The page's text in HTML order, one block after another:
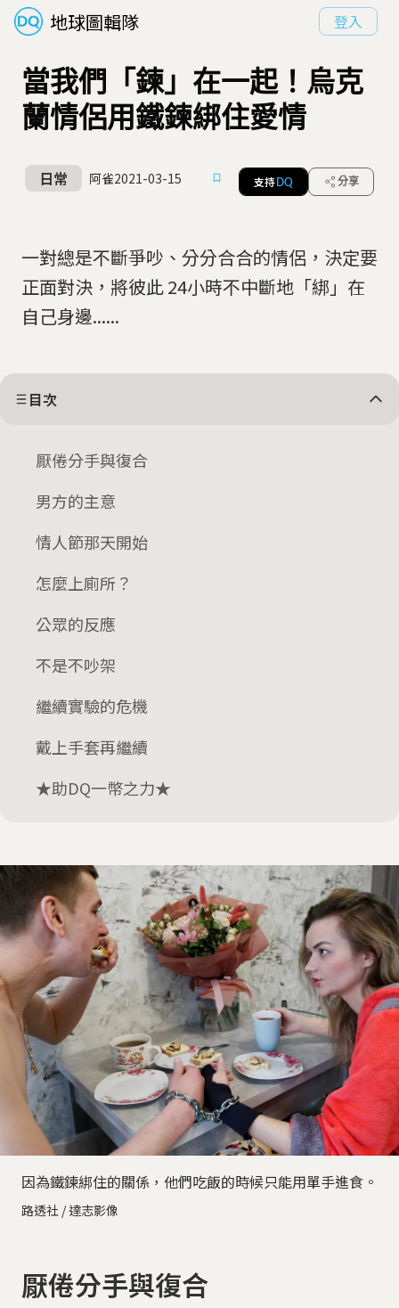
地球圖輯隊 登入
當我們「鍊」在一起！烏克
蘭情侶用鐵鍊綁住愛情
日常 阿雀2021-03-15 支持 DQ 分享
一對總是不斷爭吵、分分合合的情侶，決定要
正面對決，將彼此 24小時不中斷地「綁」在
自己身邊......
目次
厭倦分手與復合
男方的主意
情人節那天開始
怎麼上廁所？
公眾的反應
不是不吵架
繼續實驗的危機
戴上手套再繼續
★助DQ一幣之力★
因為鐵鍊綁住的關係，他們吃飯的時候只能用單手進食。
路透社 / 達志影像
厭倦分手與復合